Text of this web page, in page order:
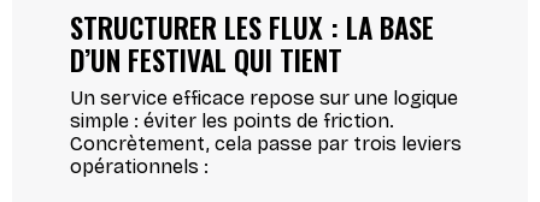
STRUCTURER LES FLUX : LA BASE
D’UN FESTIVAL QUI TIENT
Un service efficace repose sur une logique
simple : éviter les points de friction.
Concrètement, cela passe par trois leviers
opérationnels :